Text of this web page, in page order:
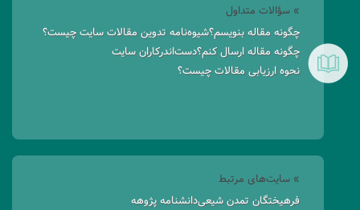
» سؤالات متداول
چگونه مقاله بنویسم؟شیوه‌نامه تدوین مقالات سایت چیست؟
چگونه مقاله ارسال کنم؟دست‌اندرکاران سایت
نحوه ارزیابی مقالات چیست؟
» سایت‌های مرتبط
فرهیختگان تمدن شیعیدانشنامه پژوهه